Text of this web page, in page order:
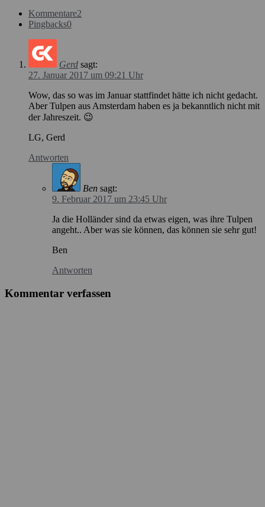
Kommentare2
Pingbacks0
Gerd sagt:
27. Januar 2017 um 09:21 Uhr
Wow, das so was im Januar stattfindet hätte ich nicht gedacht.
Aber Tulpen aus Amsterdam haben es ja bekanntlich nicht mit
der Jahreszeit. 😉
LG, Gerd
Antworten
Ben sagt:
9. Februar 2017 um 23:45 Uhr
Ja die Holländer sind da etwas eigen, was ihre Tulpen
angeht.. Aber was sie können, das können sie sehr gut!
Ben
Antworten
Kommentar verfassen